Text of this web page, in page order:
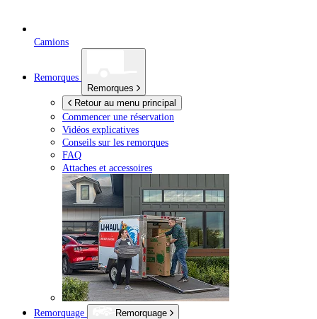
Camions
Remorques
Remorques
Retour au menu principal
Commencer une réservation
Vidéos explicatives
Conseils sur les remorques
FAQ
Attaches et accessoires
Remorquage
Remorquage